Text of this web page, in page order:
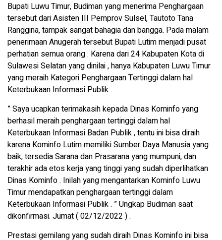
Bupati Luwu Timur, Budiman yang menerima Penghargaan
tersebut dari Asisten III Pemprov Sulsel, Tautoto Tana
Ranggina, tampak sangat bahagia dan bangga. Pada malam
penerimaan Anugerah tersebut Bupati Lutim menjadi pusat
perhatian semua orang . Karena dari 24 Kabupaten Kota di
Sulawesi Selatan yang dinilai , hanya Kabupaten Luwu Timur
yang meraih Kategori Penghargaan Tertinggi dalam hal
Keterbukaan Informasi Publik .
” Saya ucapkan terimakasih kepada Dinas Kominfo yang
berhasil meraih penghargaan tertinggi dalam hal
Keterbukaan Informasi Badan Publik , tentu ini bisa diraih
karena Kominfo Lutim memiliki Sumber Daya Manusia yang
baik, tersedia Sarana dan Prasarana yang mumpuni, dan
terakhir ada etos kerja yang tinggi yang sudah diperlihatkan
Dinas Kominfo . Inilah yang mengantarkan Kominfo Luwu
Timur mendapatkan penghargaan tertinggi dalam
Keterbukaan Informasi Publik . ” Ungkap Budiman saat
dikonfirmasi. Jumat ( 02/12/2022 ) .
Prestasi gemilang yang sudah diraih Dinas Kominfo ini bisa